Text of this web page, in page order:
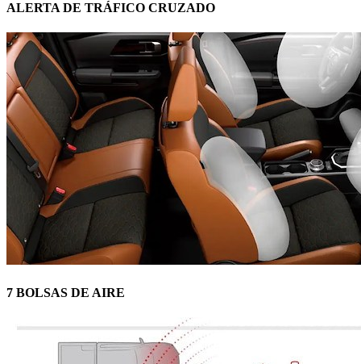
ALERTA DE TRÁFICO CRUZADO
7 BOLSAS DE AIRE